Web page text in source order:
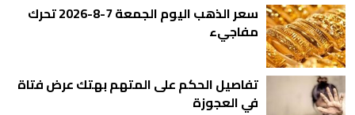
سعر الذهب اليوم الجمعة 7-8-2026 تحرك
مفاجيء
تفاصيل الحكم على المتهم بهتك عرض فتاة
في العجوزة